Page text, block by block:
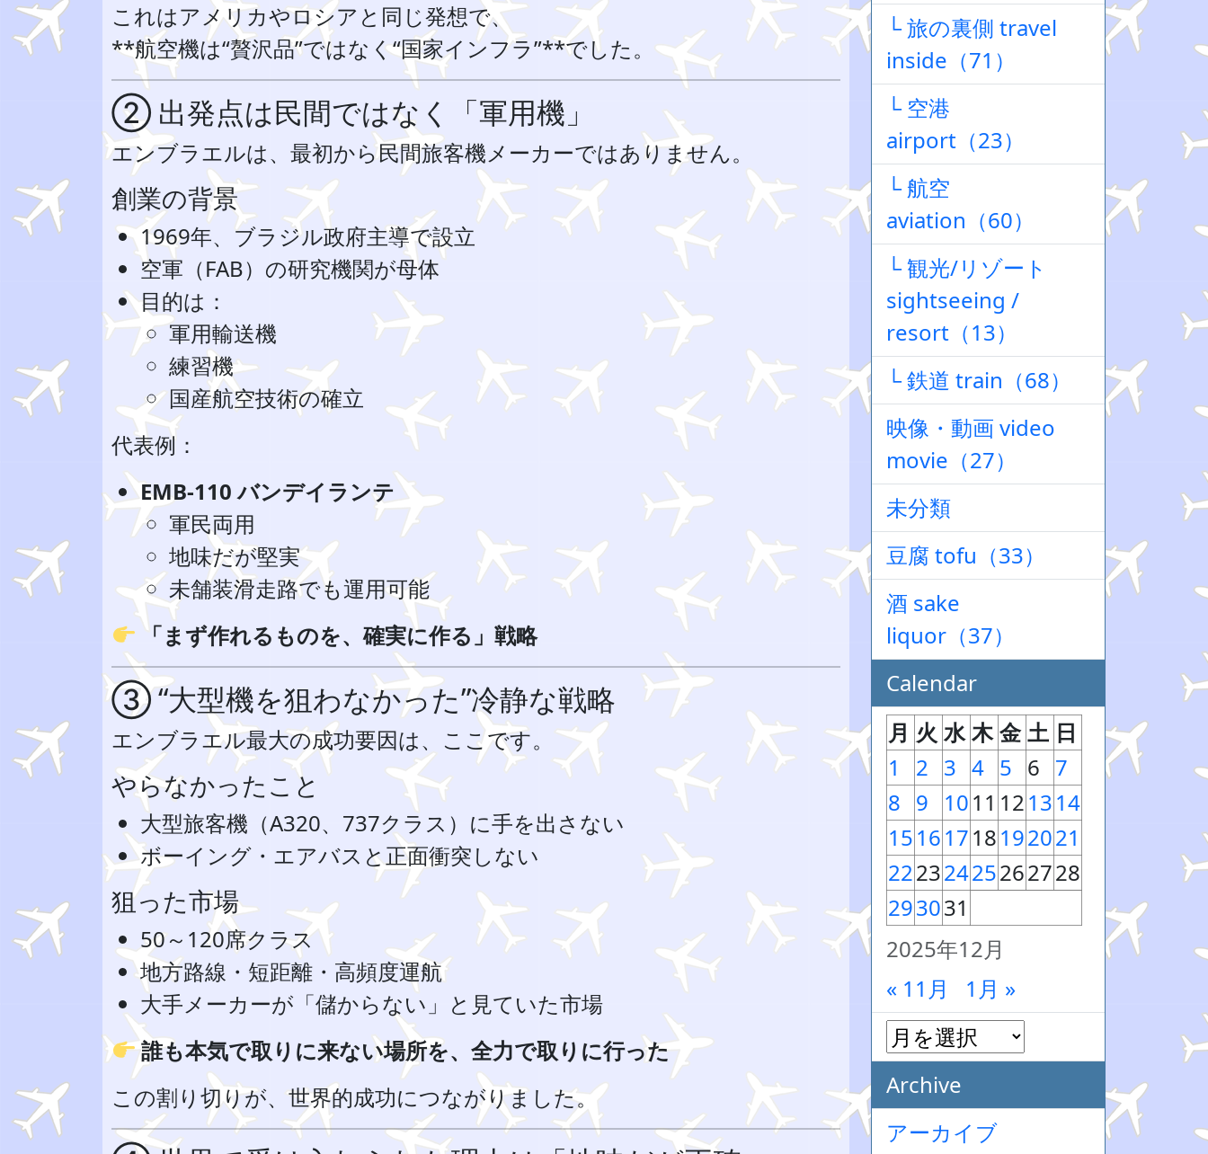
これはアメリカやロシアと同じ発想で、
**航空機は“贅沢品”ではなく“国家インフラ”**でした。
② 出発点は民間ではなく「軍用機」
エンブラエルは、最初から民間旅客機メーカーではありません。
創業の背景
1969年、ブラジル政府主導で設立
空軍（FAB）の研究機関が母体
目的は：
軍用輸送機
練習機
国産航空技術の確立
代表例：
EMB-110 バンデイランテ
軍民両用
地味だが堅実
未舗装滑走路でも運用可能
「まず作れるものを、確実に作る」戦略
③ “大型機を狙わなかった”冷静な戦略
エンブラエル最大の成功要因は、ここです。
やらなかったこと
大型旅客機（A320、737クラス）に手を出さない
ボーイング・エアバスと正面衝突しない
狙った市場
50～120席クラス
地方路線・短距離・高頻度運航
大手メーカーが「儲からない」と見ていた市場
誰も本気で取りに来ない場所を、全力で取りに行った
この割り切りが、世界的成功につながりました。
└ 旅の裏側 travel
inside（71）
└ 空港
airport（23）
└ 航空
aviation（60）
└ 観光/リゾート
sightseeing /
resort（13）
└ 鉄道 train（68）
映像・動画 video
movie（27）
未分類
豆腐 tofu（33）
酒 sake
liquor（37）
Calendar
2025年12月
月 火 水 木 金 土 日
1
2 3 4 5 6 7
8 9 1011 121314
15161718192021
22232425262728
293031
« 11月 1月 »
Archive
アーカイブ